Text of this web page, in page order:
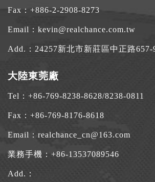
Fax：+886-2-2908-8273
Email： kevin@realchance.com.tw
Add.： 24257新北市新莊區中正路657-
大陸東莞廠
Tel： +86-769-8238-8628/8238-0811
Fax：+86-769-8176-8618
Email： realchance_cn@163.com
業務手機： +86-13537089546
Add.：